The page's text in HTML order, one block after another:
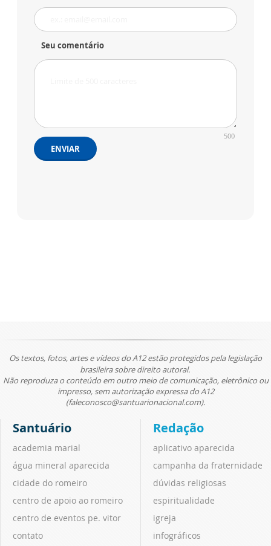
Seu comentário
500
ENVIAR
Os textos, fotos, artes e vídeos do A12 estão protegidos pela legislação
brasileira sobre direito autoral.
Não reproduza o conteúdo em outro meio de comunicação, eletrônico ou
impresso, sem autorização expressa do A12
(faleconosco@santuarionacional.com).
Santuário
academia marial
água mineral aparecida
cidade do romeiro
centro de apoio ao romeiro
centro de eventos pe. vitor
contato
Redação
aplicativo aparecida
campanha da fraternidade
dúvidas religiosas
espiritualidade
igreja
infográficos